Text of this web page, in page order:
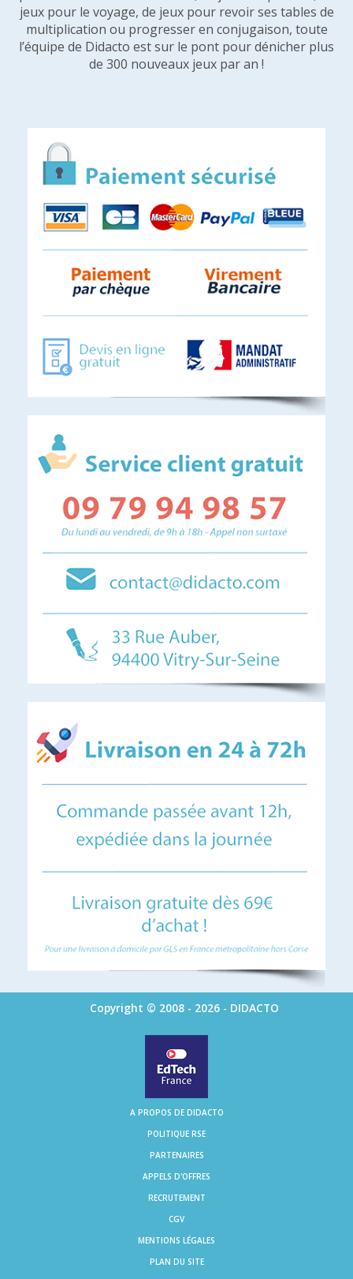
jeux pour le voyage, de jeux pour revoir ses tables de
multiplication ou progresser en conjugaison, toute
l’équipe de Didacto est sur le pont pour dénicher plus
de 300 nouveaux jeux par an !
Copyright © 2008 - 2026 - DIDACTO
A PROPOS DE DIDACTO
POLITIQUE RSE
PARTENAIRES
APPELS D'OFFRES
RECRUTEMENT
CGV
MENTIONS LÉGALES
PLAN DU SITE